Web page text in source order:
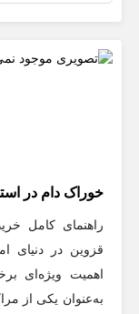
خوراک دام در
راهنمای کامل
قزوین در دنیای
اهمیت ویژه‌ای
به‌عنوان یکی از